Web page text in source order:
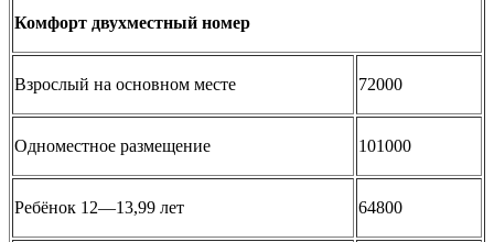
Комфорт двухместный номер
Взрослый на основном месте 72000
Одноместное размещение 101000
Ребёнок 12—13,99 лет 64800